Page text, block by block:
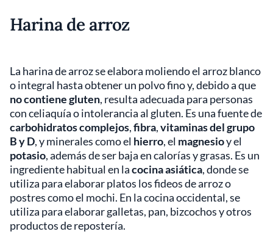
Harina de arroz
La harina de arroz se elabora moliendo el arroz blanco
o integral hasta obtener un polvo fino y, debido a que
no contiene gluten, resulta adecuada para personas
con celiaquía o intolerancia al gluten. Es una fuente de
carbohidratos complejos,fibra,vitaminas del grupo
B y D, y minerales como el hierro, el magnesioy el
potasio, además de ser baja en calorías y grasas. Es un
ingrediente habitual en lacocina asiática, donde se
utiliza para elaborar platos los fideos de arroz o
postres como el mochi. En la cocina occidental, se
utiliza para elaborar galletas, pan, bizcochos y otros
productos de repostería.